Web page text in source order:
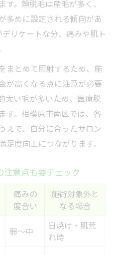
の効果
の変化とは
毛部位別の声
最適な脱毛方法の選択
・方法比較表
部位の選び方
脱毛部位の工夫
トラブル対策法
区でおすすめの肌にや
。顔脱毛は産毛が多く、
多めに設定される傾向があ
リケートな分、痛みや肌ト
まとめて照射するため、施
が高くなる点に注意が必要
太い毛が多いため、医療脱
す。相模原市南区では、各
えで、自分に合ったサロン
度向上につながります。
意点も要チェック
痛みの
度合い
施術対象外と
なる場合
弱～中
日焼け・肌荒
れ時